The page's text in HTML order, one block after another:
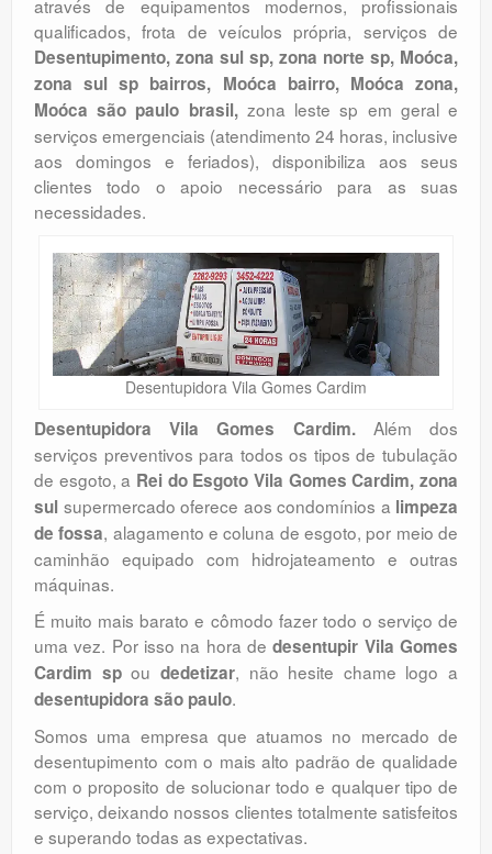
através de equipamentos modernos, profissionais
qualificados, frota de veículos própria, serviços de
Desentupimento, zona sul sp, zona norte sp, Moóca,
zona sul sp bairros, Moóca bairro, Moóca zona,
Moóca são paulo brasil, zona leste sp em geral e
serviços emergenciais (atendimento 24 horas, inclusive
aos domingos e feriados), disponibiliza aos seus
clientes todo o apoio necessário para as suas
necessidades.
Desentupidora Vila Gomes Cardim
Desentupidora Vila Gomes Cardim. Além dos
serviços preventivos para todos os tipos de tubulação
de esgoto, a Rei do Esgoto Vila Gomes Cardim, zona
sul supermercado oferece aos condomínios a limpeza
de fossa, alagamento e coluna de esgoto, por meio de
caminhão equipado com hidrojateamento e outras
máquinas.
É muito mais barato e cômodo fazer todo o serviço de
uma vez. Por isso na hora dedesentupir Vila Gomes
Cardim spou dedetizar, não hesite chame logo a
desentupidora são paulo.
Somos uma empresa que atuamos no mercado de
desentupimento com o mais alto padrão de qualidade
com o proposito de solucionar todo e qualquer tipo de
serviço, deixando nossos clientes totalmente satisfeitos
e superando todas as expectativas.